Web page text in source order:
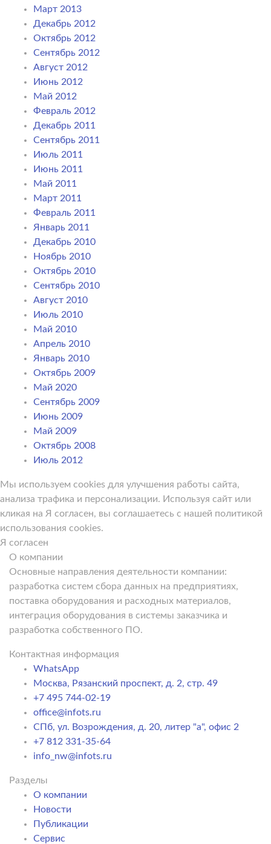
Март 2013
Декабрь 2012
Октябрь 2012
Сентябрь 2012
Август 2012
Июнь 2012
Май 2012
Февраль 2012
Декабрь 2011
Сентябрь 2011
Июль 2011
Июнь 2011
Май 2011
Март 2011
Февраль 2011
Январь 2011
Декабрь 2010
Ноябрь 2010
Октябрь 2010
Сентябрь 2010
Август 2010
Июль 2010
Май 2010
Апрель 2010
Январь 2010
Октябрь 2009
Май 2020
Сентябрь 2009
Июнь 2009
Май 2009
Октябрь 2008
Июль 2012
Мы используем cookies для улучшения работы сайта,
анализа трафика и персонализации. Используя сайт или
кликая на Я согласен, вы соглашаетесь с нашей политикой
использования cookies.
Я согласен
О компании
Основные направления деятельности компании:
разработка систем сбора данных на предприятиях,
поставка оборудования и расходных материалов,
интеграция оборудования в системы заказчика и
разработка собственного ПО.
Контактная информация
WhatsApp
Москва, Рязанский проспект, д. 2, стр. 49
+7 495 744-02-19
office@infots.ru
СПб, ул. Возрождения, д. 20, литер "a", офис 2
+7 812 331-35-64
info_nw@infots.ru
Разделы
О компании
Новости
Публикации
Сервис